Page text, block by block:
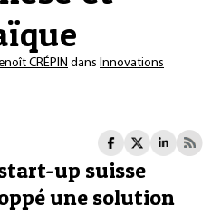
CRÉPIN dans Innovations
start-up suisse
une solution